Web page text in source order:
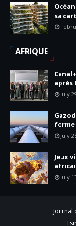
sa
AFRIQUE
après
July
forme
July
Jeux
July
Journal